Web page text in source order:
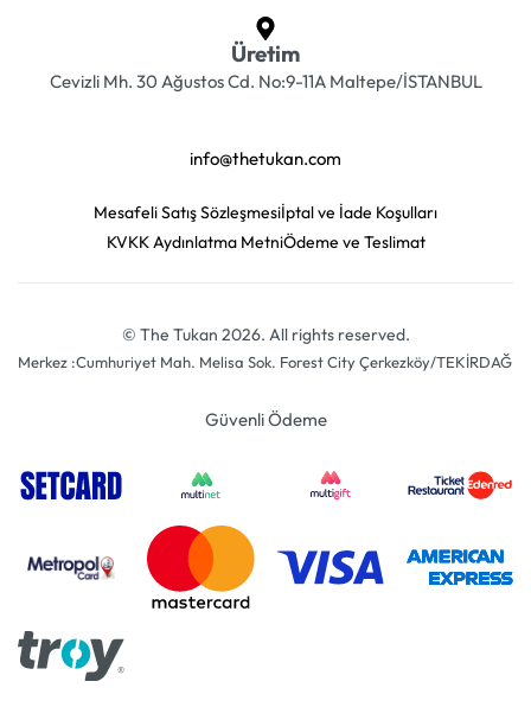
Üretim
Cevizli Mh. 30 Ağustos Cd. No:9-11A Maltepe/İSTANBUL
info@thetukan.com
Mesafeli Satış Sözleşmesiİptal ve İade Koşulları
KVKK Aydınlatma MetniÖdeme ve Teslimat
© The Tukan 2026. All rights reserved.
Merkez :Cumhuriyet Mah. Melisa Sok. Forest City Çerkezköy/TEKİRDAĞ
Güvenli Ödeme